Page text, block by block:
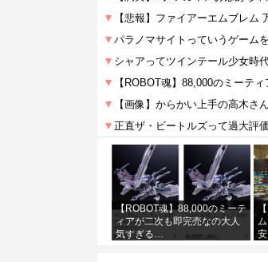
【ROBOT魂】88,000のミーテ
ィアが二次も即完売なの大人
気すぎる…